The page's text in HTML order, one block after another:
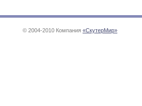
© 2004-2010 Компания «СкутерМир»